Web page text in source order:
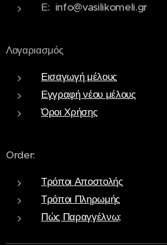
Ε: info@vasilikomeli.gr
Λογαριασμός
Εισαγωγή μέλους
Εγγραφή νέου μέλους
Όροι Χρήσης
Order:
Τρόποι Αποστολής
Τρόποι Πληρωμής
Πώς Παραγγέλνω;